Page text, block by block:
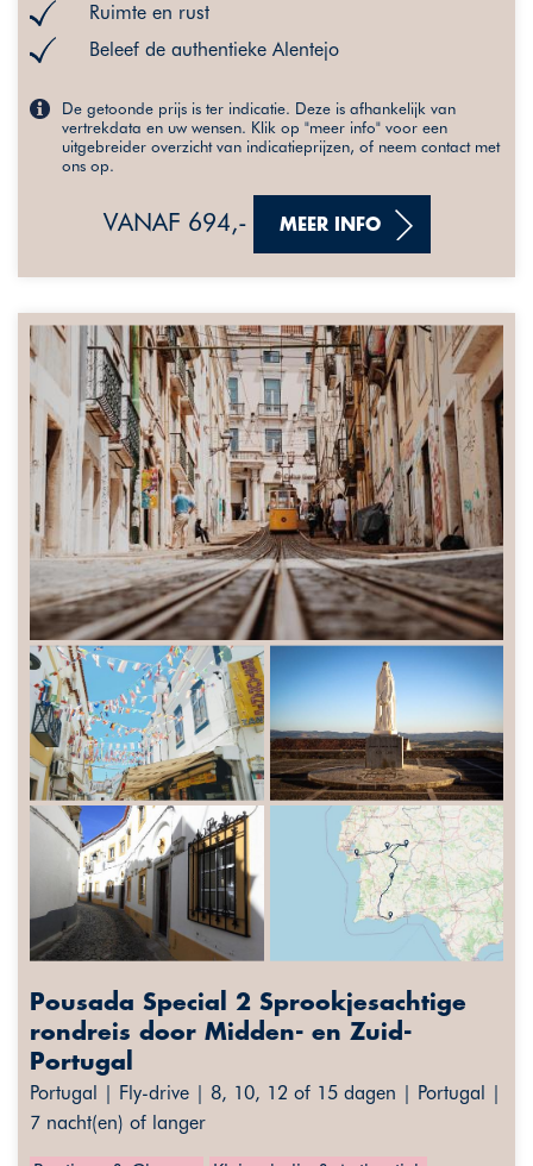
Ruimte en rust
Beleef de authentieke Alentejo
De getoonde prijs is ter indicatie. Deze is afhankelijk van
vertrekdata en uw wensen. Klik op "meer info" voor een
uitgebreider overzicht van indicatieprijzen, of neem contact met
ons op.
VANAF 694,- MEER INFO
Pousada Special 2 Sprookjesachtige
rondreis door Midden- en Zuid-
Portugal
Portugal | Fly-drive | 8, 10, 12 of 15 dagen | Portugal |
7 nacht(en) of langer